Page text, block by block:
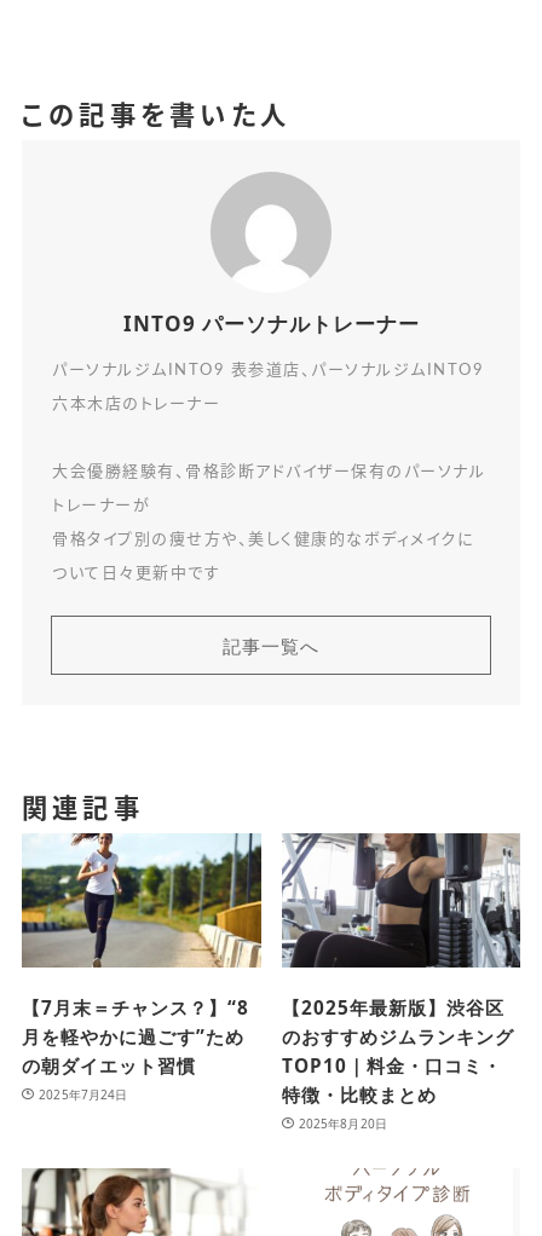
この記事を書いた人
INTO9 パーソナルトレーナー
パーソナルジムINTO9 表参道店、パーソナルジムINTO9
六本木店のトレーナー
大会優勝経験有、骨格診断アドバイザー保有のパーソナル
トレーナーが
骨格タイプ別の痩せ方や、美しく健康的なボディメイクに
ついて日々更新中です
記事一覧へ
関連記事
【7月末＝チャンス？】“8
月を軽やかに過ごす”ため
の朝ダイエット習慣
2025年7月24日
【2025年最新版】渋谷区
のおすすめジムランキング
TOP10｜料金・口コミ・
特徴・比較まとめ
2025年8月20日